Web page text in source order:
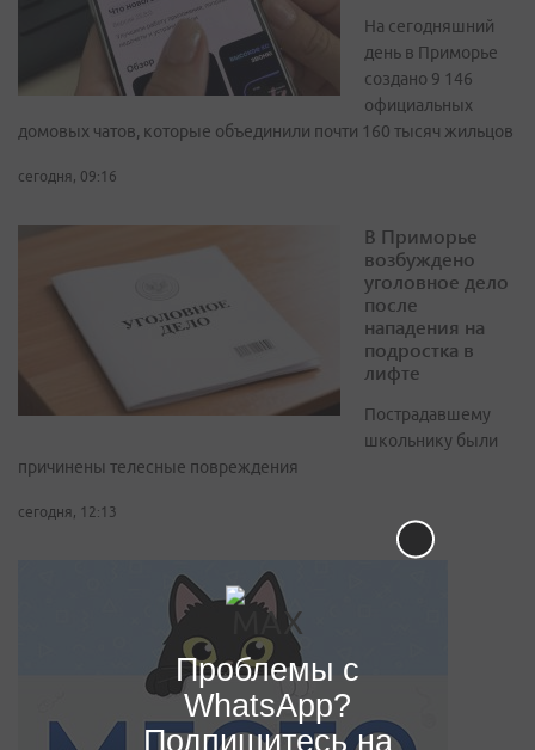
На сегодняшний
день в Приморье
создано 9 146
официальных
домовых чатов, которые объединили почти 160 тысяч жильцов
сегодня, 09:16
В Приморье
возбуждено
уголовное дело
после
нападения на
подростка в
лифте
Пострадавшему
школьнику были
причинены телесные повреждения
сегодня, 12:13
Проблемы с
WhatsApp?
Подпишитесь на